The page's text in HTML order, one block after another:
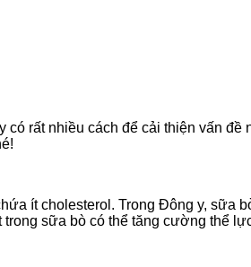
rất nhiều cách để cải thiện vấn đề
ít cholesterol. Trong Đông y, sữa
sữa bò có thể tăng cường thể